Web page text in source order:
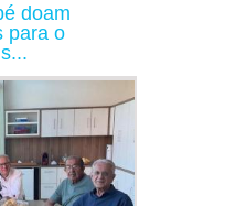
doam
para o